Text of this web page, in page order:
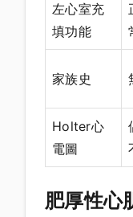
左心室充
填功能
家族史
Holter心
電圖
肥厚性心